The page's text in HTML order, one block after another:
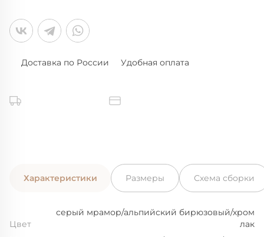
Доставка по России Удобная оплата
Характеристики Размеры Схема сборки
Цвет
серый мрамор/альпийский бирюзовый/хром
лак